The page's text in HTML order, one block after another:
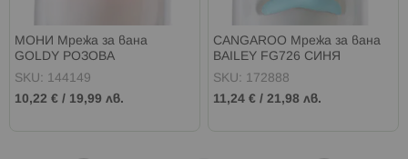
МОНИ Мрежа за вана
GOLDY РОЗОВА
SKU: 144149
10,22 € / 19,99 лв.
CANGAROO Мрежа за вана
BAILEY FG726 СИНЯ
SKU: 172888
11,24 € /21,98 лв.